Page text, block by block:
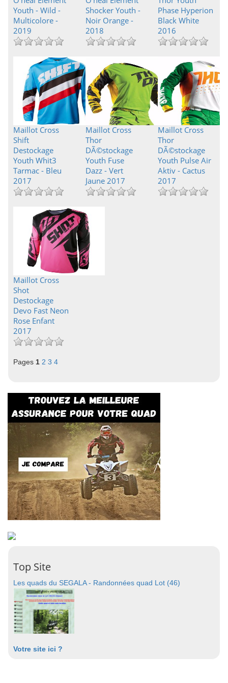
Youth - Wild -
Multicolore -
2019
Shocker Youth -
Noir Orange -
2018
Phase Hyperion
Black White
2016
Maillot Cross
Shift
Destockage
Youth Whit3
Tarmac - Bleu
2017
Maillot Cross
Thor
DÃ©stockage
Youth Fuse
Dazz - Vert
Jaune 2017
Maillot Cross
Thor
DÃ©stockage
Youth Pulse Air
Aktiv - Cactus
2017
Maillot Cross
Shot
Destockage
Devo Fast Neon
Rose Enfant
2017
Pages 1 2 3 4
Top Site
Les quads du SEGALA - Randonnées quad Lot (46)
Votre site ici ?